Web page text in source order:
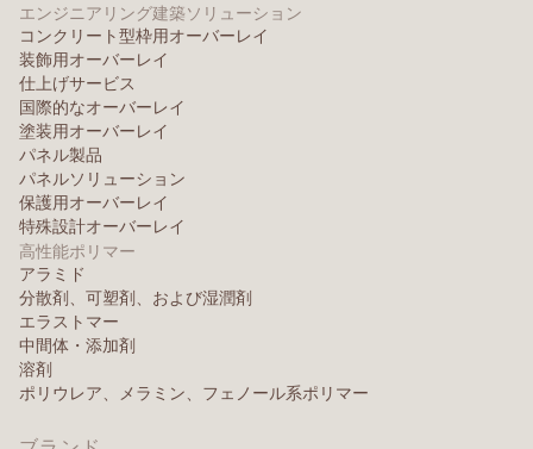
エンジニアリング建築ソリューション
コンクリート型枠用オーバーレイ
装飾用オーバーレイ
仕上げサービス
国際的なオーバーレイ
塗装用オーバーレイ
パネル製品
パネルソリューション
保護用オーバーレイ
特殊設計オーバーレイ
高性能ポリマー
アラミド
分散剤、可塑剤、および湿潤剤
エラストマー
中間体・添加剤
溶剤
ポリウレア、メラミン、フェノール系ポリマー